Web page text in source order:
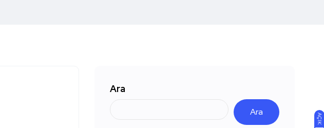
AÇIK
Ara
Ara